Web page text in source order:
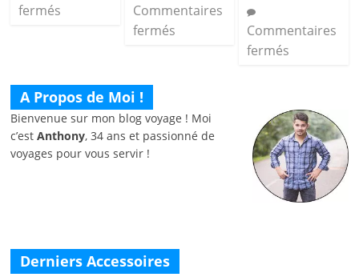
fermés
Commentaires
fermés
Commentaires
fermés
A Propos de Moi !
Bienvenue sur mon blog voyage ! Moi
c’estAnthony, 34 ans et passionné de
voyages pour vous servir !
Derniers Accessoires